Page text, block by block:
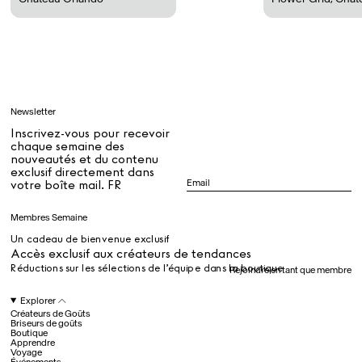
Tous
Dr Stolberg's Daily Habits to Support Your Inner Health
Newsletter
Inscrivez-vous pour recevoir
chaque semaine des
nouveautés et du contenu
exclusif directement dans
votre boîte mail. FR
Membres Semaine
Accès exclusif aux créateurs de tendances
Réductions sur les sélections de l’équipe dans la boutique
Un cadeau de bienvenue exclusif
Rejoindre en tant que membre
Explorer
Créateurs de Goûts
Briseurs de goûts
Boutique
Apprendre
Voyage